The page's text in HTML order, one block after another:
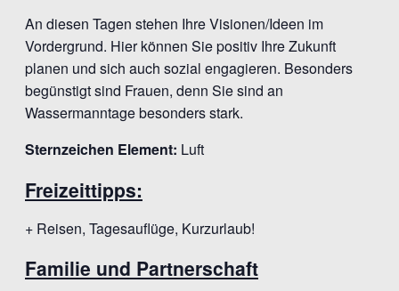
An diesen Tagen stehen Ihre Visionen/Ideen im
Vordergrund. Hier können Sie positiv Ihre Zukunft
planen und sich auch sozial engagieren. Besonders
begünstigt sind Frauen, denn Sie sind an
Wassermanntage besonders stark.
Sternzeichen Element: Luft
Freizeittipps:
+ Reisen, Tagesauflüge, Kurzurlaub!
Familie und Partnerschaft